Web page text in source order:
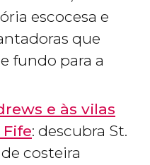
escocesa e
que
fundo para a
e às vilas
: descubra St.
costeira